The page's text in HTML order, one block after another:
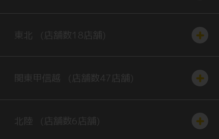
東北 (店舗数 18店舗)
関東甲信越 (店舗数47店舗)
北陸 (店舗数6店舗)